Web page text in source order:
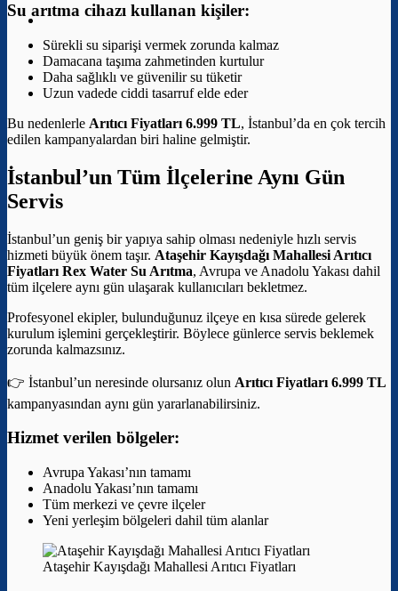
Su arıtma cihazı kullanan kişiler:
Sürekli su siparişi vermek zorunda kalmaz
Damacana taşıma zahmetinden kurtulur
Daha sağlıklı ve güvenilir su tüketir
Uzun vadede ciddi tasarruf elde eder
Bu nedenlerle Arıtıcı Fiyatları 6.999 TL, İstanbul’da en çok tercih
edilen kampanyalardan biri haline gelmiştir.
İstanbul’un Tüm İlçelerine Aynı Gün
Servis
İstanbul’un geniş bir yapıya sahip olması nedeniyle hızlı servis
hizmeti büyük önem taşır. Ataşehir Kayışdağı Mahallesi Arıtıcı
Fiyatları Rex Water Su Arıtma, Avrupa ve Anadolu Yakası dahil
tüm ilçelere aynı gün ulaşarak kullanıcıları bekletmez.
Profesyonel ekipler, bulunduğunuz ilçeye en kısa sürede gelerek
kurulum işlemini gerçekleştirir. Böylece günlerce servis beklemek
zorunda kalmazsınız.
👉 İstanbul’un neresinde olursanız olun Arıtıcı Fiyatları 6.999 TL
kampanyasından aynı gün yararlanabilirsiniz.
Hizmet verilen bölgeler:
Avrupa Yakası’nın tamamı
Anadolu Yakası’nın tamamı
Tüm merkezi ve çevre ilçeler
Yeni yerleşim bölgeleri dahil tüm alanlar
Ataşehir Kayışdağı Mahallesi Arıtıcı Fiyatları